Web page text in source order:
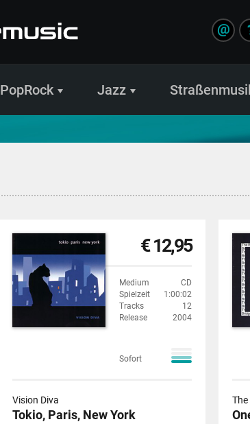
@
PopRock Jazz
€ 12,95
Medium
CD
Spielzeit
1:00:02
Tracks
12
Release
2004
Sofort
Vision Diva
Tokio, Paris, New York
The